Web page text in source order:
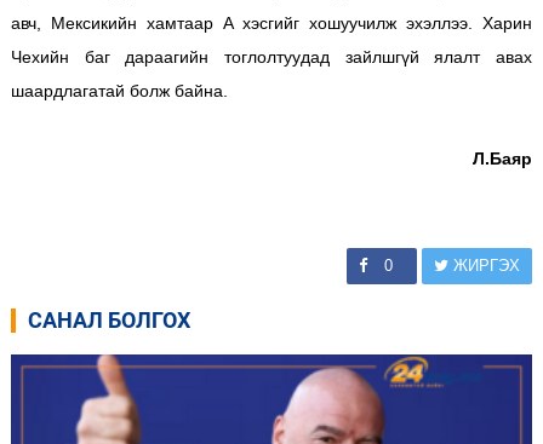
авч, Мексикийн хамтаар А хэсгийг хошуучилж эхэллээ. Харин
Чехийн баг дараагийн тоглолтуудад зайлшгүй ялалт авах
шаардлагатай болж байна.
Л.Баяр
0 ЖИРГЭХ
САНАЛ БОЛГОХ